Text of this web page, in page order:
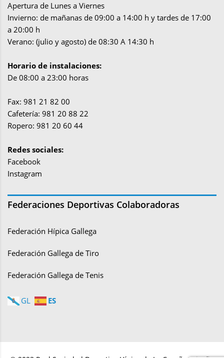
Apertura de Lunes a Viernes
Invierno: de mañanas de 09:00 a 14:00 h y tardes de 17:00
a 20:00 h
Verano: (julio y agosto) de 08:30 A 14:30 h
Horario de instalaciones:
De 08:00 a 23:00 horas
Fax: 981 21 82 00
Cafetería: 981 20 88 22
Ropero: 981 20 60 44
Redes sociales:
Facebook
Instagram
Federaciones Deportivas Colaboradoras
Federación Hípica Gallega
Federación Gallega de Tiro
Federación Gallega de Tenis
GL ES